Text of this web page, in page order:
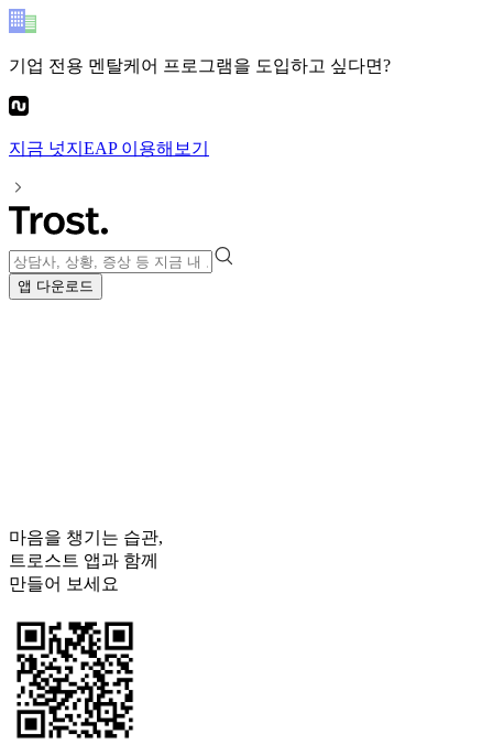
기업 전용 멘탈케어 프로그램을 도입하고 싶다면?
지금 넛지EAP이용해보기
앱 다운로드
마음을 챙기는 습관,
트로스트 앱과 함께
만들어 보세요